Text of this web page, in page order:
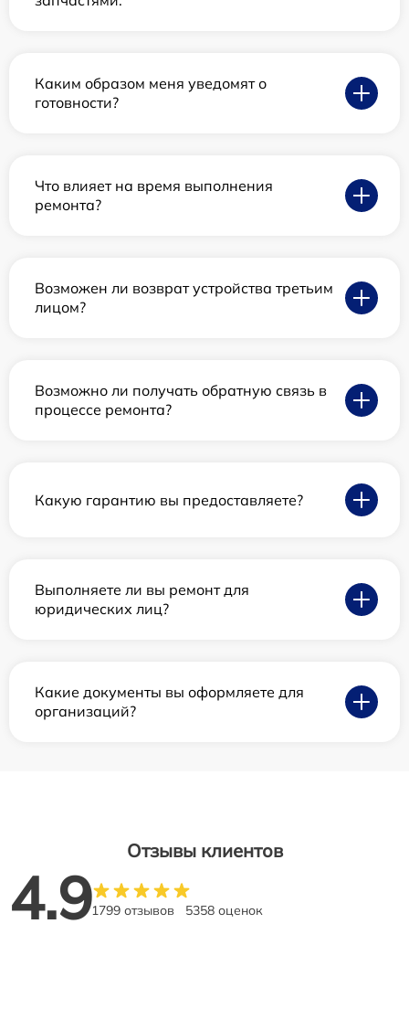
Каким образом меня уведомят о
готовности?
Что влияет на время выполнения
ремонта?
Возможен ли возврат устройства третьим
лицом?
Возможно ли получать обратную связь в
процессе ремонта?
Какую гарантию вы предоставляете?
Выполняете ли вы ремонт для
юридических лиц?
Какие документы вы оформляете для
организаций?
Отзывы клиентов
4.91799 отзывов 5358 оценок